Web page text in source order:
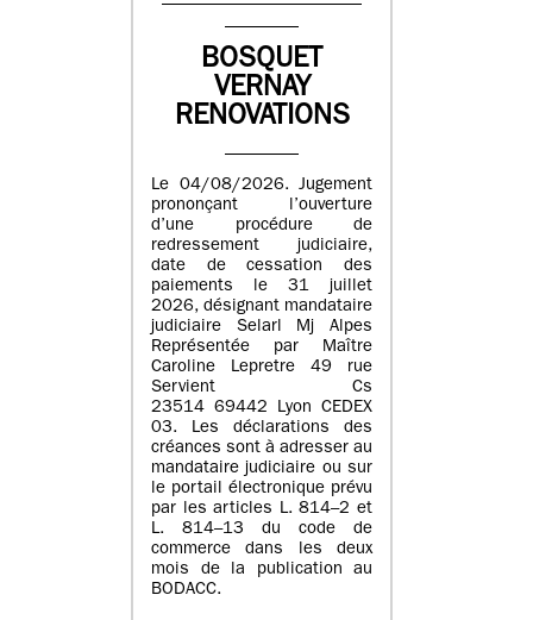
BOSQUET
VERNAY
RENOVATIONS
Le 04/08/2026. Jugement
prononçant l’ouverture
d’une procédure de
redressement judiciaire,
date de cessation des
paiements le 31 juillet
2026, désignant mandataire
judiciaire Selarl Mj Alpes
Représentée par Maître
Caroline Lepretre 49 rue
Servient Cs
23514 69442 Lyon CEDEX
03. Les déclarations des
créances sont à adresser au
mandataire judiciaire ou sur
le portail électronique prévu
par les articles L. 814–2 et
L. 814–13 du code de
commerce dans les deux
mois de la publication au
BODACC.